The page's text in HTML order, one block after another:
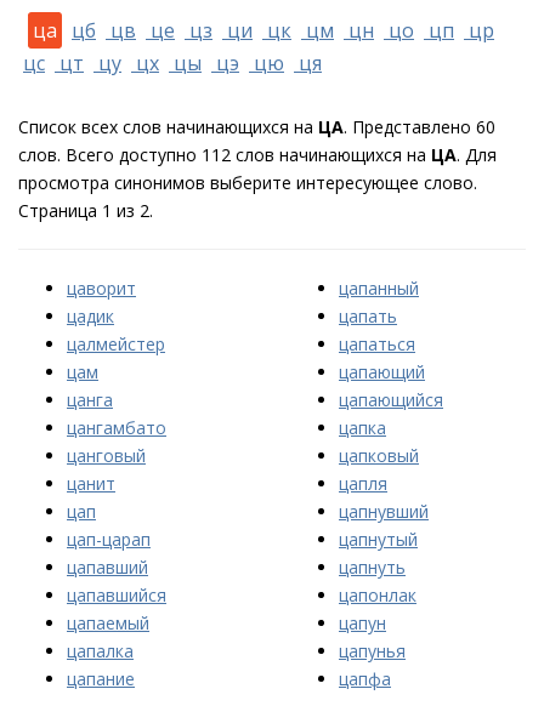
ца цб цв це цз ци цк цм цн цо цп
цр
цс цт цу цх цы цэ цю ця
Список всех слов начинающихся на ЦА. Представлено 60
слов. Всего доступно 112 слов начинающихся на ЦА. Для
просмотра синонимов выберите интересующее слово.
Страница 1 из 2.
цаворит
цадик
цалмейстер
цам
цанга
цангамбато
цанговый
цанит
цап
цап-царап
цапавший
цапавшийся
цапаемый
цапалка
цапание
цапанный
цапать
цапаться
цапающий
цапающийся
цапка
цапковый
цапля
цапнувший
цапнутый
цапнуть
цапонлак
цапун
цапунья
цапфа